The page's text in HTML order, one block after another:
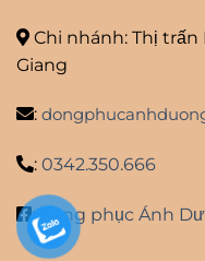
Chi nhánh: Thị trấn
Giang
:
: 0342.350.666
:Đồng phục Ánh